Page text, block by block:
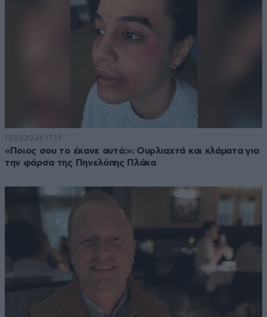
13·03·2026 17:19
«Ποιος σου το έκανε αυτό;»: Ουρλιαχτά και κλάματα για
την φάρσα της Πηνελόπης Πλάκα